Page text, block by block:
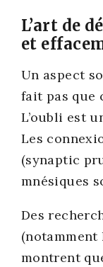
L’art de
et
Un aspect
fait pas que
L’oubli est
Les
(synap­tic
mné­siques
Des
(notam­ment
montrent